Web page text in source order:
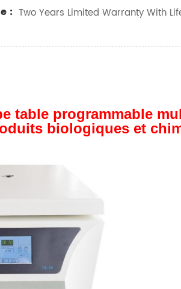
: Two Years Limited Warranty With
table programmable
biologiques et